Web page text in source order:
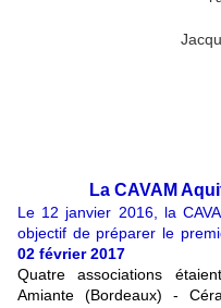
La CAVAM
Le 12 janvier 2016, la
objectif de préparer le
02 février 2017
Quatre associations
Amiante (Bordeaux) -